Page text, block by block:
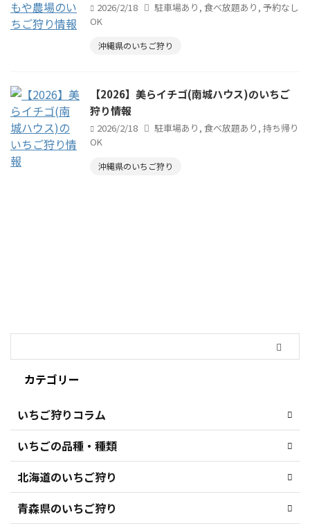
2026/2/18 駐車場あり , 食べ放題あり , 予約なし
OK
沖縄県のいちご狩り
【2026】美らイチゴ(南城ハウス)のいちご
狩り情報
2026/2/18 駐車場あり , 食べ放題あり , 持ち帰り
OK
沖縄県のいちご狩り
カテゴリー
いちご狩りコラム
いちごの品種・種類
北海道のいちご狩り
青森県のいちご狩り